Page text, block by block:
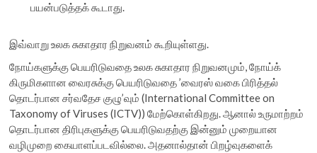
பயன்படுத்தக் கூடாது.
இவ்வாறு உலக சுகாதார நிறுவனம் கூறியுள்ளது.
நோய்களுக்கு பெயரிடுவதை உலக சுகாதார நிறுவனமும், நோய்க்
கிருமிகளான வைரசுக்கு பெயரிடுவதை ’வைரஸ் வகை பிரித்தல்
தொடர்பான சர்வதேச குழு’வும் (International Committee on
Taxonomy of Viruses (ICTV)) மேற்கொள்கிறது. ஆனால் உருமாற்றம்
தொடர்பான திரிபுகளுக்கு பெயரிடுவதற்கு இன்னும் முறையான
வழிமுறை கையாளப்படவில்லை. அதனால்தான் பிறழ்வுகளைக்